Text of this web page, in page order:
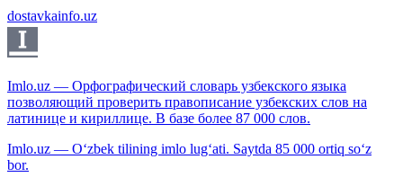
dostavkainfo.uz
Imlo.uz — Орфографический словарь узбекского языка
позволяющий проверить правописание узбекских слов на
латинице и кириллице. В базе более 87 000 слов.
Imlo.uz — O‘zbek tilining imlo lug‘ati. Saytda 85 000 ortiq so‘z
bor.